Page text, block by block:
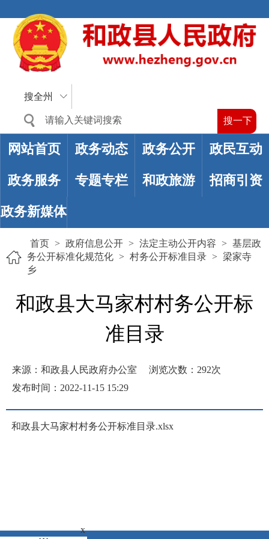
搜全州
网站首页 政务动态 政务公开 政民互动
政务服务 专题专栏 和政旅游 招商引资
政务新媒体
首页 > 政府信息公开 > 法定主动公开内容 > 基层政
务公开标准化规范化 > 村务公开标准目录 > 梁家寺
乡
和政县大马家村村务公开标
准目录
来源：和政县人民政府办公室 浏览次数： 292次
发布时间：2022-11-15 15:29
和政县大马家村村务公开标准目录.xlsx
x